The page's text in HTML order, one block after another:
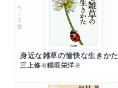
ちくま文庫
身近な雑草の愉快な生きかた
三上修著稲垣栄洋著